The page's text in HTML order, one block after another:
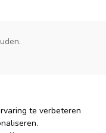
te verbeteren